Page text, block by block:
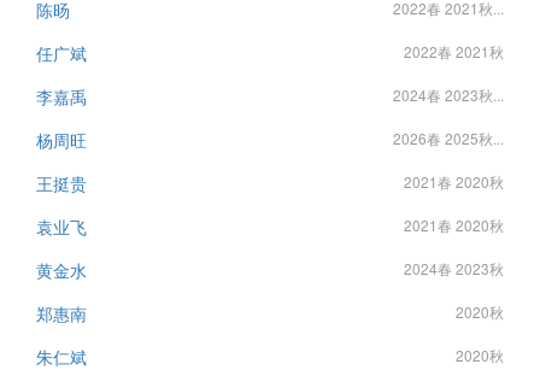
陈旸 2022春 2021秋...
任广斌 2022春 2021秋
李嘉禹 2024春 2023秋...
杨周旺 2026春 2025秋...
王挺贵 2021春 2020秋
袁业飞 2021春 2020秋
黄金水 2024春 2023秋
郑惠南 2020秋
朱仁斌 2020秋